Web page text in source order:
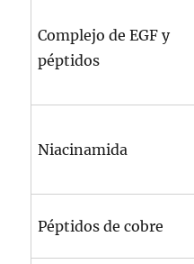
Complejo de EGF y
péptidos
Niacinamida
Péptidos de cobre